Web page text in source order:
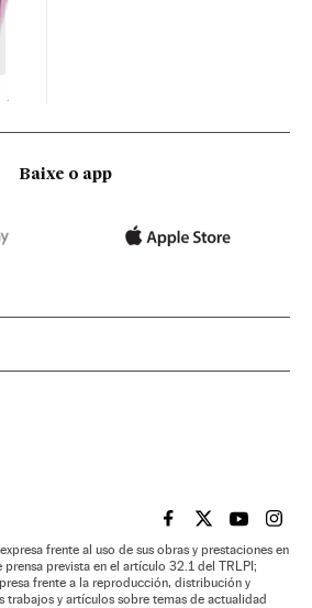
Baixe o app
EL PAÍS BRASIL EN
EL PAÍSEL PAÍS
EL
frente al uso de sus obras y prestaciones en
prevista en el artículo 32.1 del TRLPI;
frente a la reproducción, distribución y
trabajos y artículos sobre temas de actualidad